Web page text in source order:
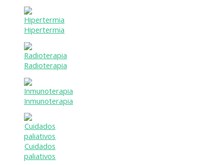
Hipertermia
Radioterapia
Inmunoterapia
Cuidados
paliativos